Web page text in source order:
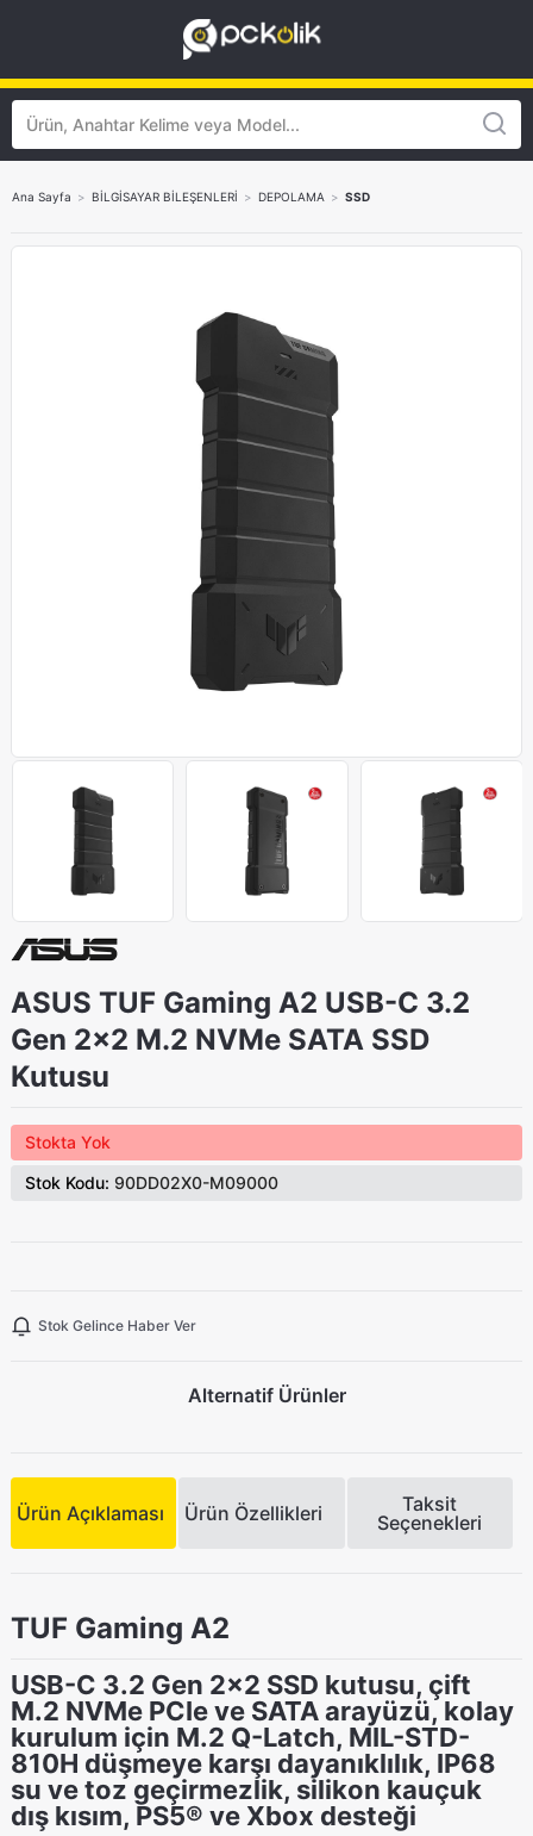
Ana Sayfa > BİLGİSAYAR BİLEŞENLERİ > DEPOLAMA > SSD
ASUS TUF Gaming A2 USB-C 3.2
Gen 2×2 M.2 NVMe SATA SSD
Kutusu
Stokta Yok
Stok Kodu: 90DD02X0-M09000
Stok Gelince Haber Ver
Alternatif Ürünler
Ürün Açıklaması Ürün Özellikleri
Taksit
Seçenekleri
TUF Gaming A2
USB-C 3.2 Gen 2x2 SSD kutusu, çift
M.2 NVMe PCIe ve SATA arayüzü, kolay
kurulum için M.2 Q-Latch, MIL-STD-
810H düşmeye karşı dayanıklılık, IP68
su ve toz geçirmezlik, silikon kauçuk
dış kısım, PS5® ve Xbox desteği